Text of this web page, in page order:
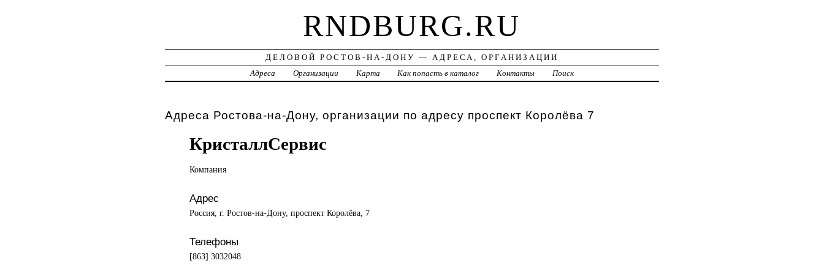
RNDBURG.RU
ДЕЛОВОЙ РОСТОВ-НА-ДОНУ — АДРЕСА, ОРГАНИЗАЦИИ
Адреса
Организации Карта Как попасть в каталог Контакты Поиск
Адреса Ростова-на-Дону, организации по адресу проспект Королёва 7
КристаллСервис
Компания
Адрес
Россия, г. Ростов-на-Дону, проспект Королёва, 7
Телефоны
[863] 3032048